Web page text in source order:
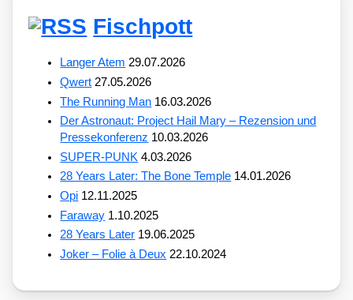
Fischpott
Langer Atem 29.07.2026
Qwert 27.05.2026
The Running Man 16.03.2026
Der Astronaut: Project Hail Mary – Rezension und
Pressekonferenz 10.03.2026
SUPER-PUNK 4.03.2026
28 Years Later: The Bone Temple 14.01.2026
Opi 12.11.2025
Faraway 1.10.2025
28 Years Later 19.06.2025
Joker – Folie à Deux 22.10.2024